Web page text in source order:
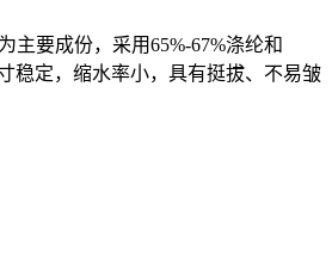
主要成份，采用65%-67%涤纶和
稳定，缩水率小，具有挺拔、不易皱